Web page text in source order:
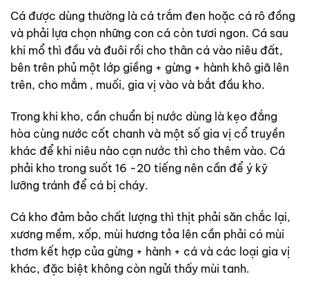
Cá được dùng thường là cá trắm đen hoặc cá rô đồng
và phải lựa chọn những con cá còn tươi ngon. Cá sau
khi mổ thì đầu và đuôi rồi cho thân cá vào niêu đất,
bên trên phủ một lớp giềng + gừng + hành khô giã lên
trên, cho mắm , muối, gia vị vào và bắt đầu kho.
Trong khi kho, cần chuẩn bị nước dùng là kẹo đắng
hòa cùng nước cốt chanh và một số gia vị cổ truyền
khác để khi niêu nào cạn nước thì cho thêm vào. Cá
phải kho trong suốt 16 -20 tiếng nên cần để ý kỹ
lưỡng tránh để cá bị cháy.
Cá kho đảm bảo chất lượng thì thịt phải săn chắc lại,
xương mềm, xốp, mùi hương tỏa lên cần phải có mùi
thơm kết hợp của gừng + hành + cá và các loại gia vị
khác, đặc biệt không còn ngửi thấy mùi tanh.